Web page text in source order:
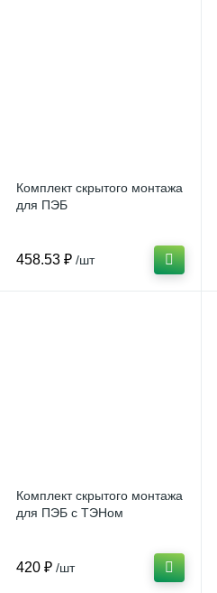
Комплект скрытого монтажа
для ПЭБ
458.53 ₽ /шт
Комплект скрытого монтажа
для ПЭБ с ТЭНом
420 ₽ /шт